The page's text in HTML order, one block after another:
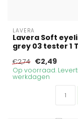
LAVERA
Lavera Soft
grey 03 tester 1
€2,74 €2,49
Op voorraad.
werkdagen